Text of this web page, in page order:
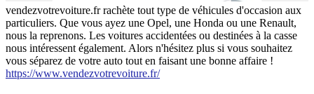
vendezvotrevoiture.fr rachète tout type de véhicules d'occasion aux
particuliers. Que vous ayez une Opel, une Honda ou une Renault,
nous la reprenons. Les voitures accidentées ou destinées à la casse
nous intéressent également. Alors n'hésitez plus si vous souhaitez
vous séparez de votre auto tout en faisant une bonne affaire !
https://www.vendezvotrevoiture.fr/